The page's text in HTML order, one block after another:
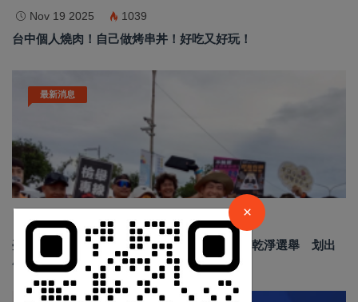
Nov 19 2025 1039
台中個人燒肉！自己做烤串丼！好吃又好玩！
最新消息
Jun 19 2026 185
臺南安平龍舟賽結合反賄選宣導 政風處倡議乾淨選舉 划出
廉潔民主新風貌
請加入LINE好友連結
中 華 超 傳 媒
×